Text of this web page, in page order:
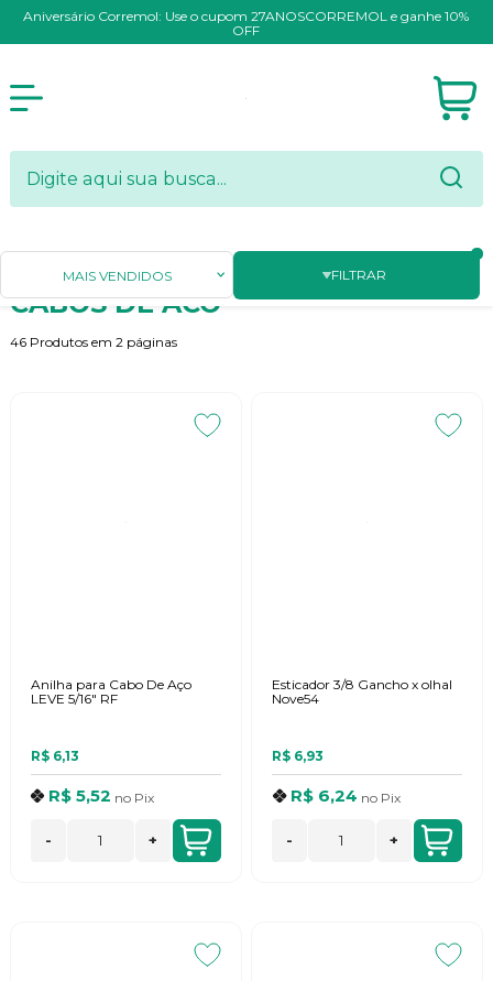
Aniversário Corremol: Use o cupom 27ANOSCORREMOL e ganhe 10%
OFF
Página Inicial CABOS DE ACO
CABOS DE ACO
46 Produtos em 2 páginas
FILTRAR
MAIS VENDIDOS
Anilha para Cabo De Aço
LEVE 5/16" RF
R$ 6,13
R$ 5,52 no Pix
- +
Esticador 3/8 Gancho x olhal
Nove54
R$ 6,93
R$ 6,24 no Pix
- +